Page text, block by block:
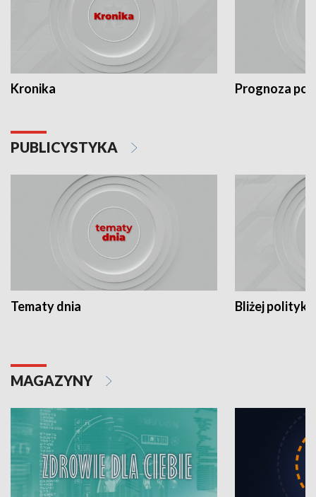
Kronika Prognoza
PUBLICYSTYKA
Tematy dnia Bliżej polityki
MAGAZYNY